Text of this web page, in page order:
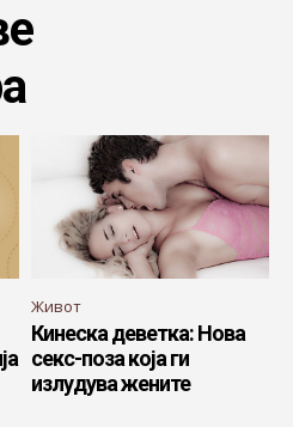
Живот
Кинеска деветка: Нова
секс-поза која ги
излудува жените